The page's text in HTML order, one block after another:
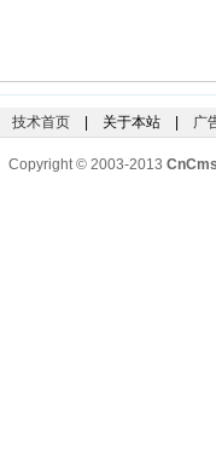
技术首页| 关于本站 | 广
Copyright © 2003-2013